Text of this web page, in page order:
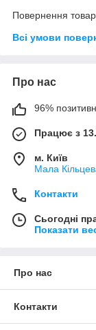
Повернення
Всі умови
Про нас
96%
Працює з
м. Київ
Мала
Контакти
Сьогодні
Показати
Про нас
Контакти